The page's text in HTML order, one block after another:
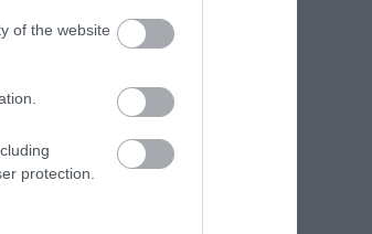
of the website
protection.